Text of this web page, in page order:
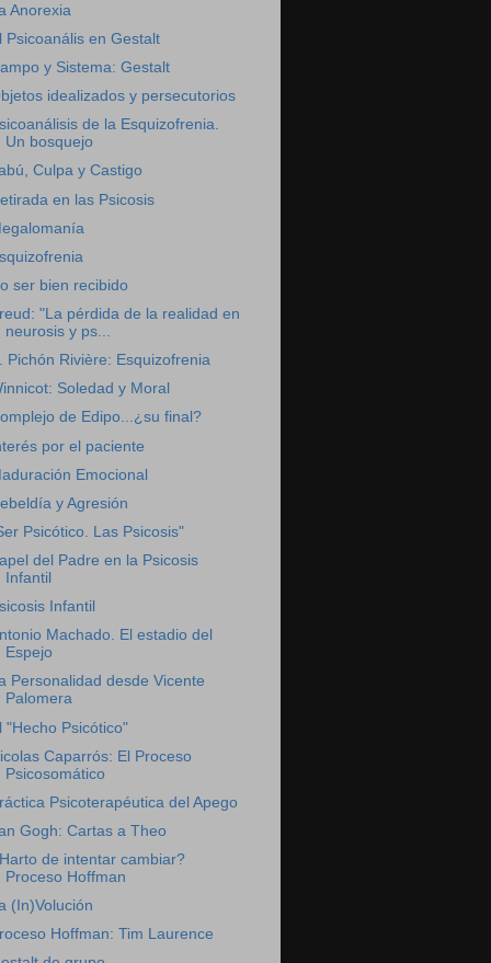
Anorexia
Psicoanális en Gestalt
y Sistema: Gestalt
idealizados y persecutorios
de la Esquizofrenia.
Un bosquejo
Culpa y Castigo
en las Psicosis
ser bien recibido
"La pérdida de la realidad en
neurosis y ps...
Pichón Rivière: Esquizofrenia
Soledad y Moral
de Edipo...¿su final?
por el paciente
Emocional
y Agresión
Psicótico. Las Psicosis"
del Padre en la Psicosis
Infantil
Infantil
Machado. El estadio del
Espejo
Personalidad desde Vicente
Palomera
"Hecho Psicótico"
Caparrós: El Proceso
Psicosomático
Psicoterapéutica del Apego
Gogh: Cartas a Theo
de intentar cambiar?
Proceso Hoffman
(In)Volución
Hoffman: Tim Laurence